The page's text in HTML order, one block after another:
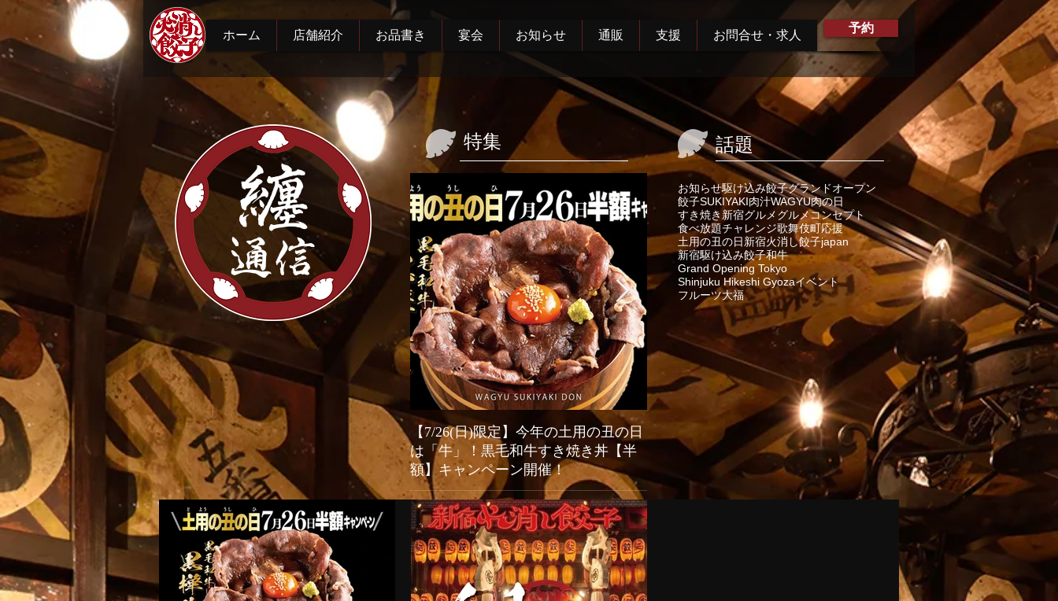
ホーム 店舗紹介 お品書き 宴会 お知らせ 通販 支援 お問合せ・求人
予約
纏
通信
特集
【7/26(日)限定】今年の土用の丑の日
は「牛」！黒毛和牛すき焼き丼【半
額】キャンペーン開催！
今年の「土用の丑の日」はうなぎではなく「牛」でスタ
ミナ満点！新宿火消し餃子では、2026年7月26日（日）
の1日限定で、当店大人気メニュー「黒樺牛（くろはな
ぎゅう）すき焼き丼」の驚愕の半額キャンペーンを開催
いたします。九州の大自然で育った最高級黒毛和牛のと
ろけるようなお肉に、特製の甘辛い割下、さらに栄養価
抜群の濃厚な高級卵「龍のたまご」が絡み合う極上の一
杯。通常1,980円（税抜）のところ、この日だけはなん
2026年6月1日グランドリニューアル
オープン！
新宿駆け込み餃子は、2026年6月1日より『新宿火消し
餃子（Shinjuku Hikeshi Gyoza）』へと屋号を一新し、
11周年の感謝を込めて駆
ります❗️
おかげさまで11周年。歌舞伎町の夜を
灯火」として、私たちが信じる世界一の
けてまいります。これまでの歩みと、
込めた大切なお知らせです。
話題
お知らせ駆け込み餃子グランドオープン
餃子SUKIYAKI肉汁WAGYU肉の日
すき焼き新宿グルメグルメコンセプト
食べ放題チャレンジ歌舞伎町応援
土用の丑の日新宿火消し餃子japan
新宿駆け込み餃子和牛
Grand Opening Tokyo
Shinjuku Hikeshi Gyozaイベント
フルーツ大福